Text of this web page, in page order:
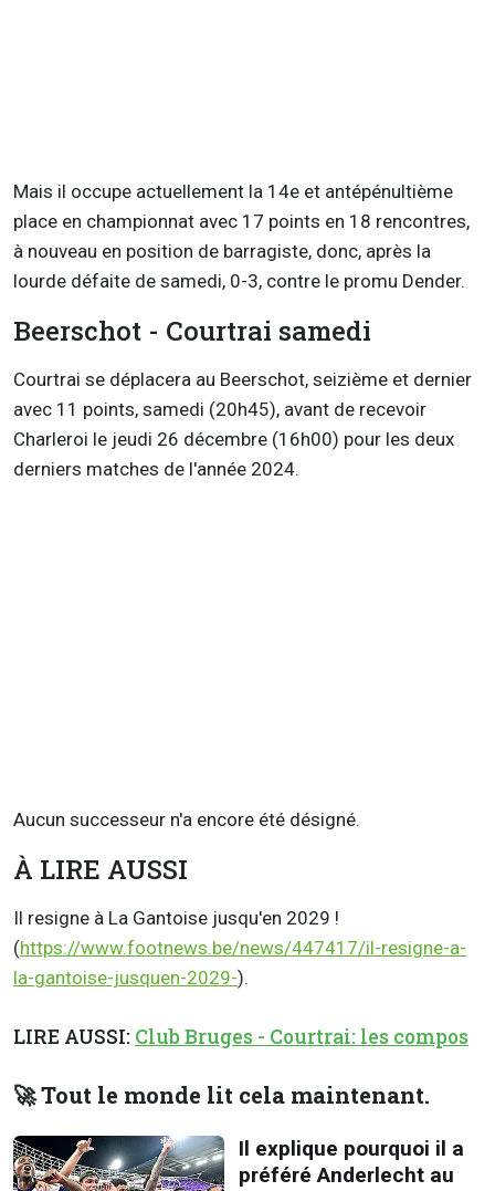
Mais il occupe actuellement la 14e et antépénultième
place en championnat avec 17 points en 18 rencontres,
à nouveau en position de barragiste, donc, après la
lourde défaite de samedi, 0-3, contre le promu Dender.
Beerschot - Courtrai samedi
Courtrai se déplacera au Beerschot, seizième et dernier
avec 11 points, samedi (20h45), avant de recevoir
Charleroi le jeudi 26 décembre (16h00) pour les deux
derniers matches de l'année 2024.
Aucun successeur n'a encore été désigné.
À LIRE AUSSI
Il resigne à La Gantoise jusqu'en 2029 !
(https://www.footnews.be/news/447417/il-resigne-a-
la-gantoise-jusquen-2029-).
LIRE AUSSI: Club Bruges - Courtrai: les compos
🚀 Tout le monde lit cela maintenant.
Il explique pourquoi il a
préféré Anderlecht au